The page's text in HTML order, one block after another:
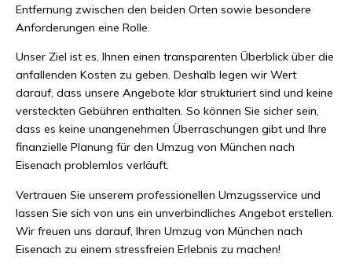
Entfernung zwischen den beiden Orten sowie besondere
Anforderungen eine Rolle.
Unser Ziel ist es, Ihnen einen transparenten Überblick über die
anfallenden Kosten zu geben. Deshalb legen wir Wert
darauf, dass unsere Angebote klar strukturiert sind und keine
versteckten Gebühren enthalten. So können Sie sicher sein,
dass es keine unangenehmen Überraschungen gibt und Ihre
finanzielle Planung für den Umzug von München nach
Eisenach problemlos verläuft.
Vertrauen Sie unserem professionellen Umzugsservice und
lassen Sie sich von uns ein unverbindliches Angebot erstellen.
Wir freuen uns darauf, Ihren Umzug von München nach
Eisenach zu einem stressfreien Erlebnis zu machen!